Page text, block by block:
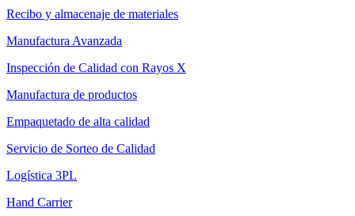
Recibo y almacenaje de materiales
Manufactura Avanzada
Inspección de Calidad con Rayos X
Manufactura de productos
Empaquetado de alta calidad
Servicio de Sorteo de Calidad
Logística 3PL
Hand Carrier